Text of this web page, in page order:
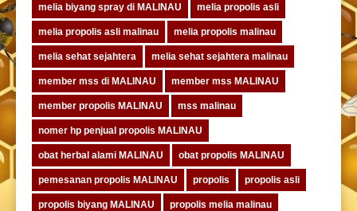
melia biyang spray di MALINAU melia propolis asli
melia propolis asli malinau melia propolis malinau
melia sehat sejahtera melia sehat sejahtera malinau
member mss di MALINAU member mss MALINAU
member propolis MALINAU mss malinau
nomer hp penjual propolis MALINAU
obat herbal alami MALINAU obat propolis MALINAU
pemesanan propolis MALINAU propolis propolis asli
propolis biyang MALINAU propolis melia malinau